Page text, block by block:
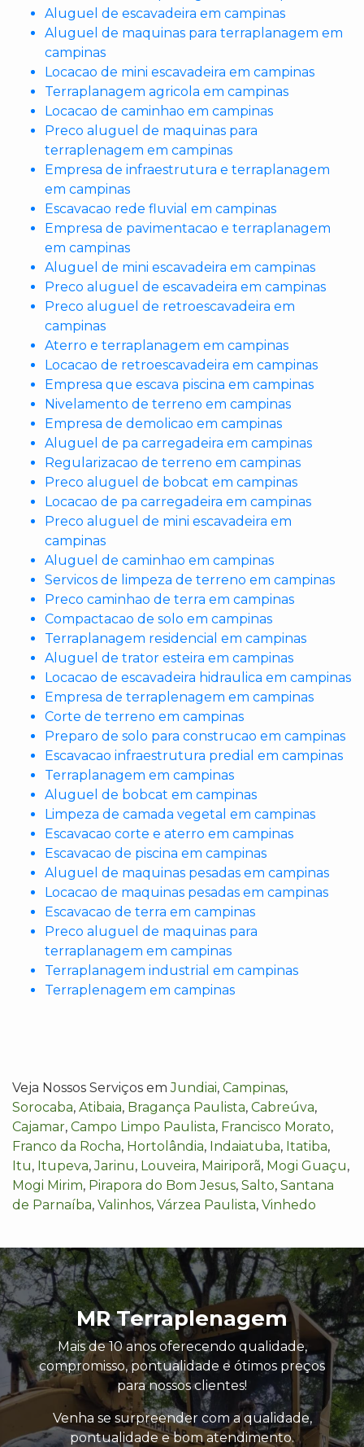
Aluguel de escavadeira em campinas
Aluguel de maquinas para terraplanagem em
campinas
Locacao de mini escavadeira em campinas
Terraplanagem agricola em campinas
Locacao de caminhao em campinas
Preco aluguel de maquinas para
terraplenagem em campinas
Empresa de infraestrutura e terraplanagem
em campinas
Escavacao rede fluvial em campinas
Empresa de pavimentacao e terraplanagem
em campinas
Aluguel de mini escavadeira em campinas
Preco aluguel de escavadeira em campinas
Preco aluguel de retroescavadeira em
campinas
Aterro e terraplanagem em campinas
Locacao de retroescavadeira em campinas
Empresa que escava piscina em campinas
Nivelamento de terreno em campinas
Empresa de demolicao em campinas
Aluguel de pa carregadeira em campinas
Regularizacao de terreno em campinas
Preco aluguel de bobcat em campinas
Locacao de pa carregadeira em campinas
Preco aluguel de mini escavadeira em
campinas
Aluguel de caminhao em campinas
Servicos de limpeza de terreno em campinas
Preco caminhao de terra em campinas
Compactacao de solo em campinas
Terraplanagem residencial em campinas
Aluguel de trator esteira em campinas
Locacao de escavadeira hidraulica em campinas
Empresa de terraplenagem em campinas
Corte de terreno em campinas
Preparo de solo para construcao em campinas
Escavacao infraestrutura predial em campinas
Terraplanagem em campinas
Aluguel de bobcat em campinas
Limpeza de camada vegetal em campinas
Escavacao corte e aterro em campinas
Escavacao de piscina em campinas
Aluguel de maquinas pesadas em campinas
Locacao de maquinas pesadas em campinas
Escavacao de terra em campinas
Preco aluguel de maquinas para
terraplanagem em campinas
Terraplanagem industrial em campinas
Terraplenagem em campinas
Veja Nossos Serviços emJundiai, Campinas,
Sorocaba, Atibaia, Bragança Paulista, Cabreúva,
Cajamar, Campo Limpo Paulista, Francisco Morato,
Franco da Rocha, Hortolândia, Indaiatuba, Itatiba,
Itu, Itupeva,Jarinu, Louveira, Mairiporã, Mogi Guaçu,
Mogi Mirim, Pirapora do Bom Jesus, Salto, Santana
de Parnaíba, Valinhos, Várzea Paulista, Vinhedo
MR Terraplenagem
Mais de 10 anos oferecendo qualidade,
compromisso, pontualidade e ótimos preços
para nossos clientes!
Venha se surpreender com a qualidade,
pontualidade e bom atendimento.